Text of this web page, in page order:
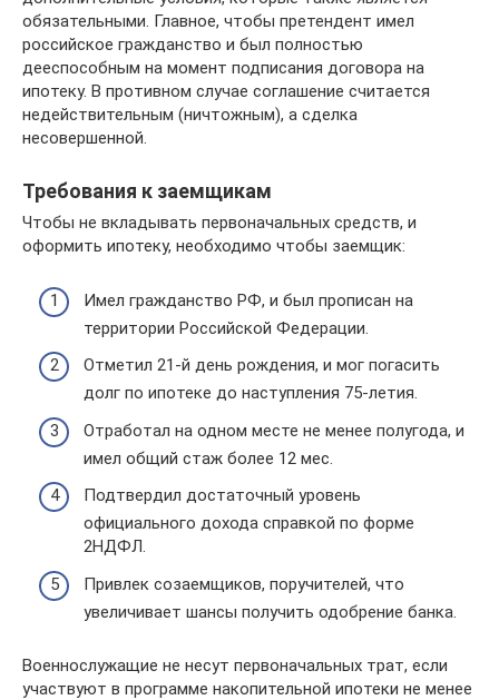
обязательными. Главное, чтобы претендент имел
российское гражданство и был полностью
дееспособным на момент подписания договора на
ипотеку. В противном случае соглашение считается
недействительным (ничтожным), а сделка
несовершенной.
Требования к заемщикам
Чтобы не вкладывать первоначальных средств, и
оформить ипотеку, необходимо чтобы заемщик:
Имел гражданство РФ, и был прописан на
территории Российской Федерации.
Отметил 21-й день рождения, и мог погасить
долг по ипотеке до наступления 75-летия.
Отработал на одном месте не менее полугода, и
имел общий стаж более 12 мес.
Подтвердил достаточный уровень
официального дохода справкой по форме
2НДФЛ.
Привлек созаемщиков, поручителей, что
увеличивает шансы получить одобрение банка.
Военнослужащие не несут первоначальных трат, если
участвуют в программе накопительной ипотеки не менее